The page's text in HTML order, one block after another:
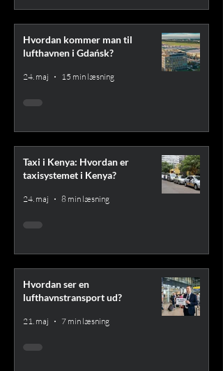
Hvordan kommer man til
lufthavnen i Gdańsk?
24. maj 15 min læsning
Taxi i Kenya: Hvordan er
taxisystemet i Kenya?
24. maj 8 min læsning
Hvordan ser en
lufthavnstransport ud?
21. maj 7 min læsning